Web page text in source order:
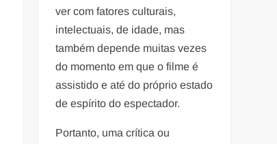
ver com fatores culturais,
intelectuais, de idade, mas
também depende muitas vezes
do momento em que o filme é
assistido e até do próprio estado
de espírito do espectador.
Portanto, uma crítica ou